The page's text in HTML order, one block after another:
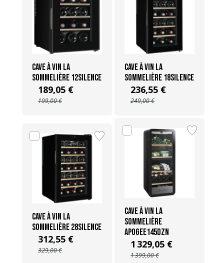
Cave à vin La
Sommelière 12SILENCE
189,05 €
199,00 €
Cave à vin La
Sommelière 18SILENCE
236,55 €
249,00 €
Cave à vin La
Sommelière 28SILENCE
312,55 €
329,00 €
Cave à vin La
Sommelière
APOGEE145DZN
1 329,05 €
1 399,00 €